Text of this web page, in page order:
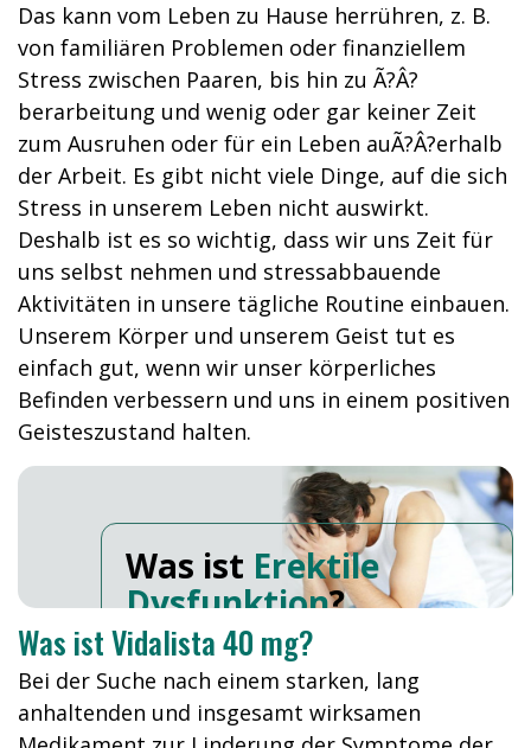
Das kann vom Leben zu Hause herrühren, z. B.
von familiären Problemen oder finanziellem
Stress zwischen Paaren, bis hin zu Ã?Â?
berarbeitung und wenig oder gar keiner Zeit
zum Ausruhen oder für ein Leben auÃ?Â?erhalb
der Arbeit. Es gibt nicht viele Dinge, auf die sich
Stress in unserem Leben nicht auswirkt.
Deshalb ist es so wichtig, dass wir uns Zeit für
uns selbst nehmen und stressabbauende
Aktivitäten in unsere tägliche Routine einbauen.
Unserem Körper und unserem Geist tut es
einfach gut, wenn wir unser körperliches
Befinden verbessern und uns in einem positiven
Geisteszustand halten.
Was ist Erektile
Dysfunktion?
Was ist Vidalista 40 mg?
Bei der Suche nach einem starken, lang
anhaltenden und insgesamt wirksamen